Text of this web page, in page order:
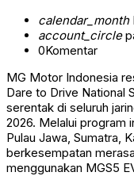
calendar_month
account_circle
0Komentar
MG Motor Indonesia
Dare to Drive National
serentak di seluruh
2026. Melalui program
Pulau Jawa, Sumatra,
berkesempatan
menggunakan MGS5